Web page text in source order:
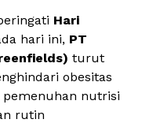
Hari
hari ini, PT
turut
obesitas
pemenuhan nutrisi
rutin